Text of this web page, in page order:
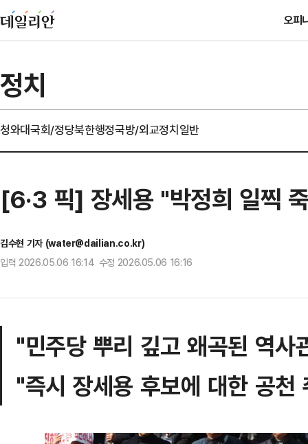
오피
정치
청와대국회/정당북한행정국방/외교정치일반
[6·3 픽] 장세용 "박정희 일찍
김수현 기자 (water@dailian.co.kr)
입력 2026.05.06 16:14 수정 2026.05.06 16:16
"민주당 뿌리 깊고 왜곡된 역사
"즉시 장세용 후보에 대한 공천